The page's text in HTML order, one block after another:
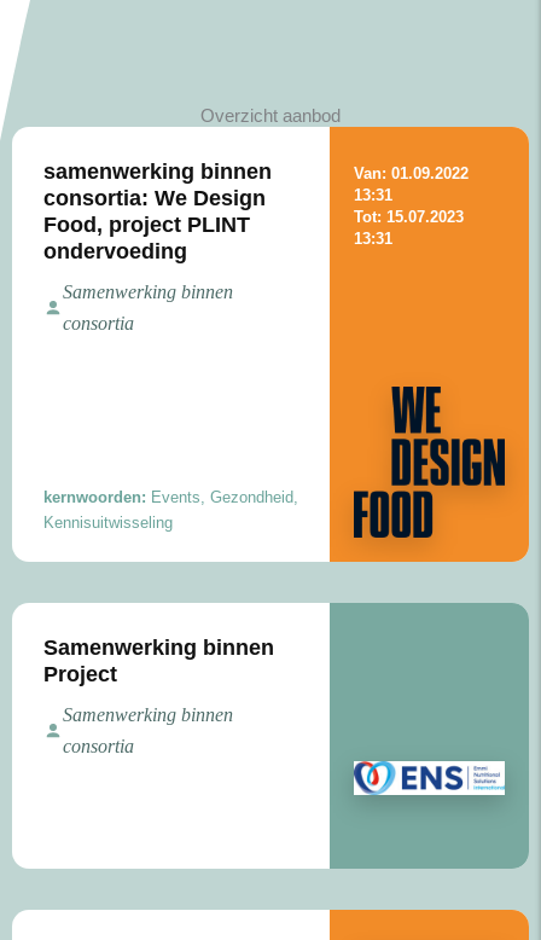
Overzicht aanbod
samenwerking binnen
consortia: We Design
Food, project PLINT
ondervoeding
Samenwerking binnen
consortia
kernwoorden: Events, Gezondheid,
Kennisuitwisseling
Van: 01.09.2022
13:31
Tot: 15.07.2023
13:31
Samenwerking binnen
Project
Samenwerking binnen
consortia